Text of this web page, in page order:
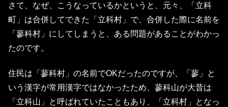
さて、なぜ、こうなっているかというと、元々、「立科
町」は合併してできた「立科村」で、合併した際に名前を
「蓼科村」にしてしまうと、ある問題があることがわかっ
たのです。
住民は「蓼科村」の名前でOKだったのですが、「蓼」と
いう漢字が常用漢字ではなかったため、蓼科山が大昔は
「立科山」と呼ばれていたこともあり、「立科村」となっ